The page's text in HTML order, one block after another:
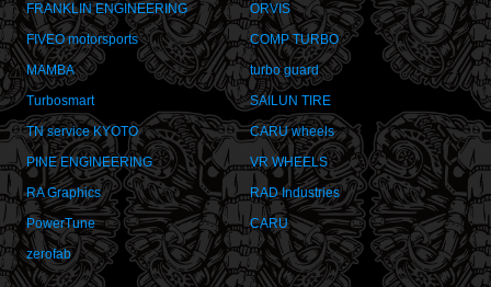
FRANKLIN ENGINEERING
ORVIS
FIVEO motorsports
COMP TURBO
MAMBA
turbo guard
Turbosmart
SAILUN TIRE
TN service KYOTO
CARU wheels
PINE ENGINEERING
VR WHEELS
RA Graphics
RAD Industries
PowerTune
CARU
zerofab